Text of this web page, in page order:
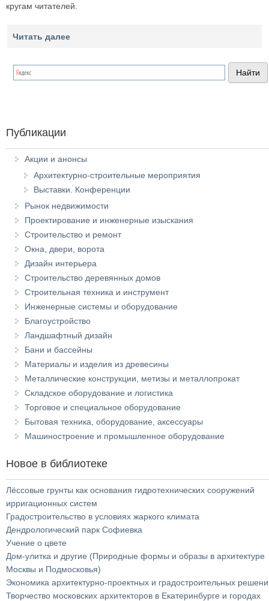
кругам читателей.
Читать далее
Публикации
Акции и анонсы
Архитектурно-строительные мероприятия
Выставки. Конференции
Рынок недвижимости
Проектирование и инженерные изыскания
Строительство и ремонт
Окна, двери, ворота
Дизайн интерьера
Строительство деревянных домов
Строительная техника и инструмент
Инженерные системы и оборудование
Благоустройство
Ландшафтный дизайн
Бани и бассейны
Материалы и изделия из древесины
Металлические конструкции, метизы и металлопрокат
Складское оборудование и логистика
Торговое и специальное оборудование
Бытовая техника, оборудование, аксессуары
Машиностроение и промышленное оборудование
Новое в библиотеке
Лёссовые грунты как основания гидротехнических сооружений
ирригационных систем
Градостроительство в условиях жаркого климата
Дендрологический парк Софиевка
Учение о цвете
Дом-улитка и другие (Природные формы и образы в архитектуре
Москвы и Подмосковья)
Экономика архитектурно-проектных и градостроительных
Творчество московских архитекторов в Екатеринбурге и городах